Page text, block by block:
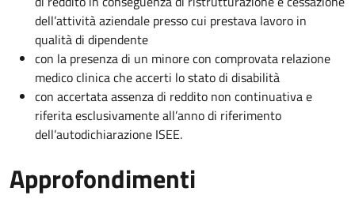
dell’attività aziendale presso cui prestava lavoro in
qualità di dipendente
con la presenza di un minore con comprovata relazione
medico clinica che accerti lo stato di disabilità
con accertata assenza di reddito non continuativa e
riferita esclusivamente all’anno di riferimento
dell’autodichiarazione ISEE.
Approfondimenti